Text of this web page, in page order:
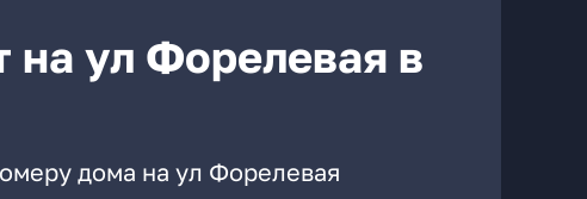
на ул Форелевая в
дома на ул Форелевая